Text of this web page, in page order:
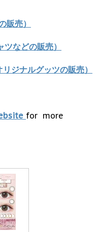
販売）
などの販売）
ジナルグッツの販売）
for more